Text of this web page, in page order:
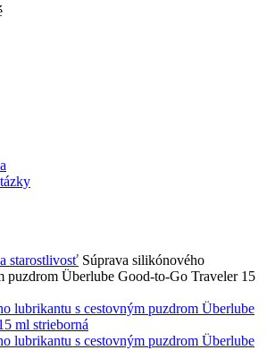
starostlivosť Súprava silikónového
puzdrom Überlube Good-to-Go Traveler 15